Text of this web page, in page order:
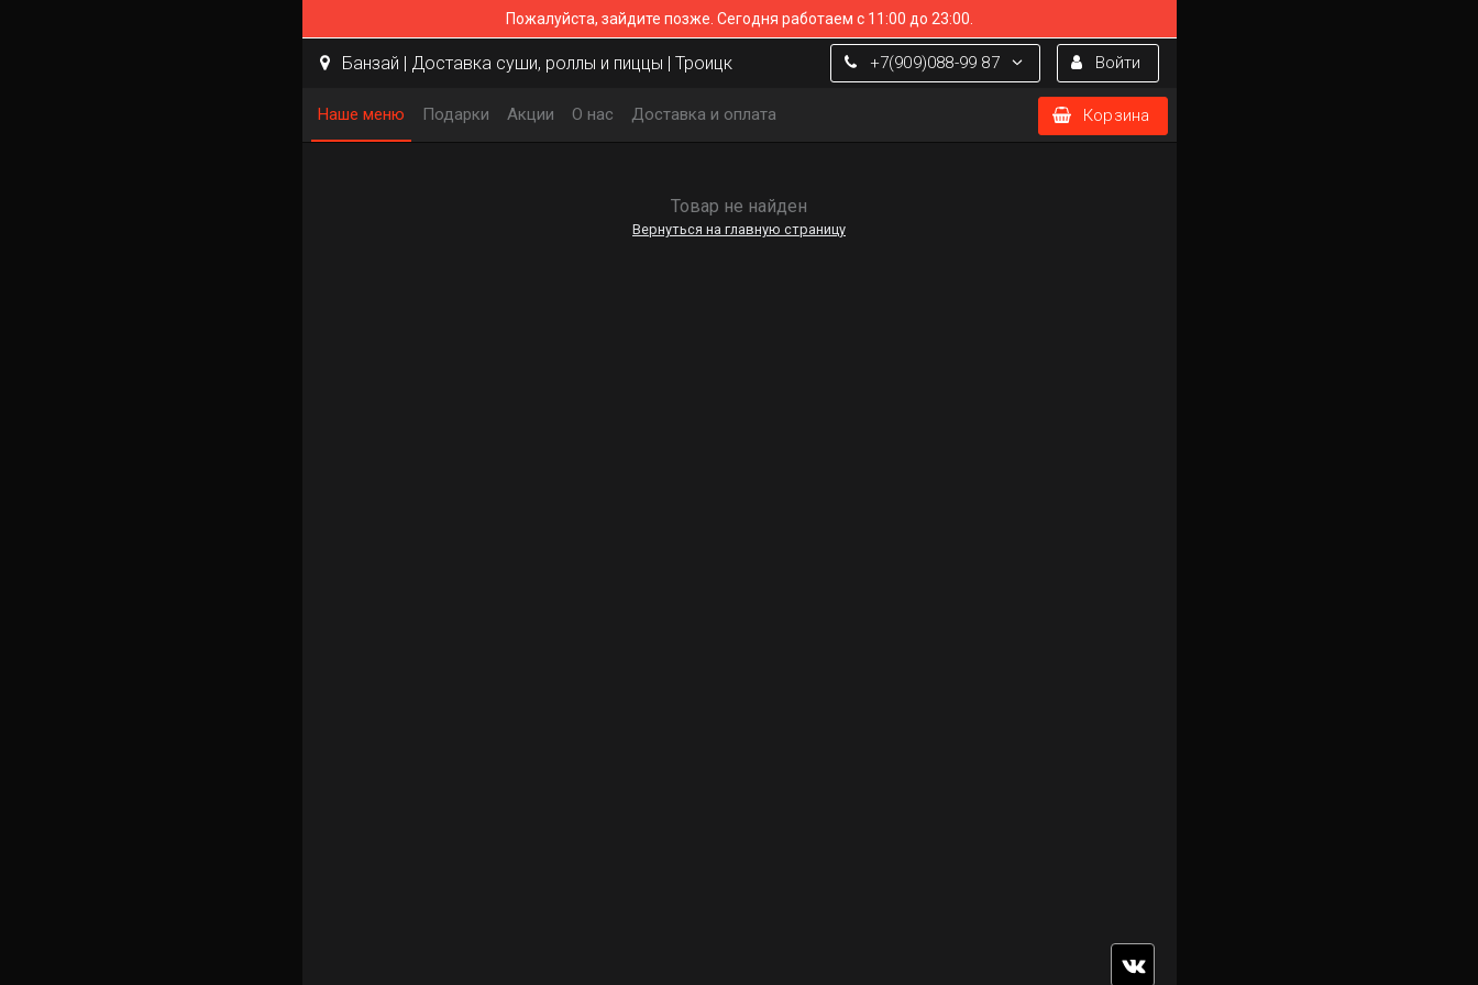
Пожалуйста, зайдите позже. Сегодня работаем с 11:00 до 23:00.
Войти
+7(909)088-99 87
Банзай | Доставка суши, роллы и пиццы | Троицк
Корзина
Наше меню Подарки Акции О нас Доставка и оплата
Товар не найден
Вернуться на главную страницу